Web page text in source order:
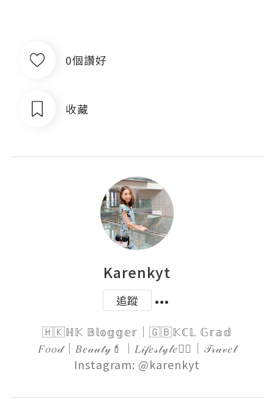
0個讚好
收藏
Karenkyt
追蹤
🇭🇰ℍ𝕂 𝔹𝕝𝕠𝕘𝕘𝕖𝕣｜🇬🇧𝕂ℂ𝕃 𝔾𝕣𝕒𝕕
𝐹𝑜𝑜𝒹｜𝐵𝑒𝒶𝓊𝓉𝓎💄｜𝐿𝒾𝒻𝑒𝓈𝓉𝓎𝓁𝑒🏋️‍♀️｜𝒯𝓇𝒶𝓋𝑒𝓁
Instagram: @karenkyt